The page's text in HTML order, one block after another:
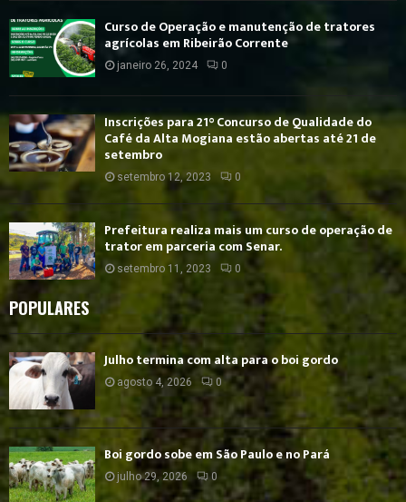
Curso de Operação e manutenção de tratores
agrícolas em Ribeirão Corrente
janeiro 26, 2024 0
Inscrições para 21° Concurso de Qualidade do
Café da Alta Mogiana estão abertas até 21 de
setembro
setembro 12, 2023 0
Prefeitura realiza mais um curso de operação de
trator em parceria com Senar.
setembro 11, 2023 0
POPULARES
Julho termina com alta para o boi gordo
agosto 4, 2026 0
Boi gordo sobe em São Paulo e no Pará
julho 29, 2026 0